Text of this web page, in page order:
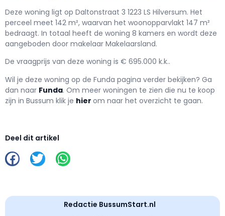
Deze woning ligt op Daltonstraat 3 1223 LS Hilversum. Het
perceel meet 142 m², waarvan het woonopparvlakt 147 m²
bedraagt. In totaal heeft de woning 8 kamers en wordt deze
aangeboden door makelaar Makelaarsland.
De vraagprijs van deze woning is € 695.000 k.k..
Wil je deze woning op de Funda pagina verder bekijken? Ga
dan naar Funda. Om meer woningen te zien die nu te koop
zijn in Bussum klik je hier om naar het overzicht te gaan.
Deel dit artikel
Redactie BussumStart.nl